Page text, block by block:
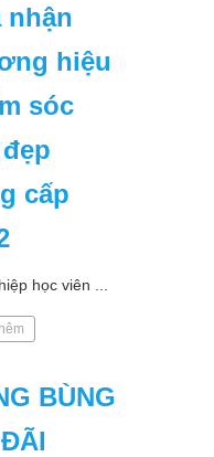
nhận
hiệu
sóc
cấp
học viên ...
BÙNG